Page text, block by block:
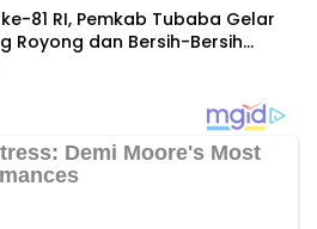
81 RI, Pemkab Tubaba Gelar
Royong dan Bersih-Bersih